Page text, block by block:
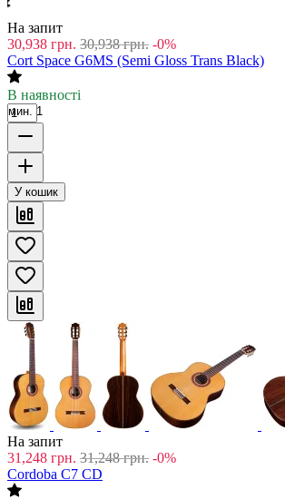
На запит
30,938 грн. 30,938 грн. -0%
Cort Space G6MS (Semi Gloss Trans Black)
В наявності
мин. 1
У кошик
На запит
31,248 грн. 31,248 грн. -0%
Cordoba C7 CD